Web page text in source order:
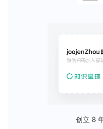
创立 8